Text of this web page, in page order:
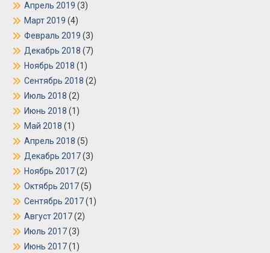
Апрель 2019 (3)
Март 2019 (4)
Февраль 2019 (3)
Декабрь 2018 (7)
Ноябрь 2018 (1)
Сентябрь 2018 (2)
Июль 2018 (2)
Июнь 2018 (1)
Май 2018 (1)
Апрель 2018 (5)
Декабрь 2017(3)
Ноябрь 2017(2)
Октябрь 2017(5)
Сентябрь 2017(1)
Август 2017(2)
Июль 2017(3)
Июнь 2017(1)